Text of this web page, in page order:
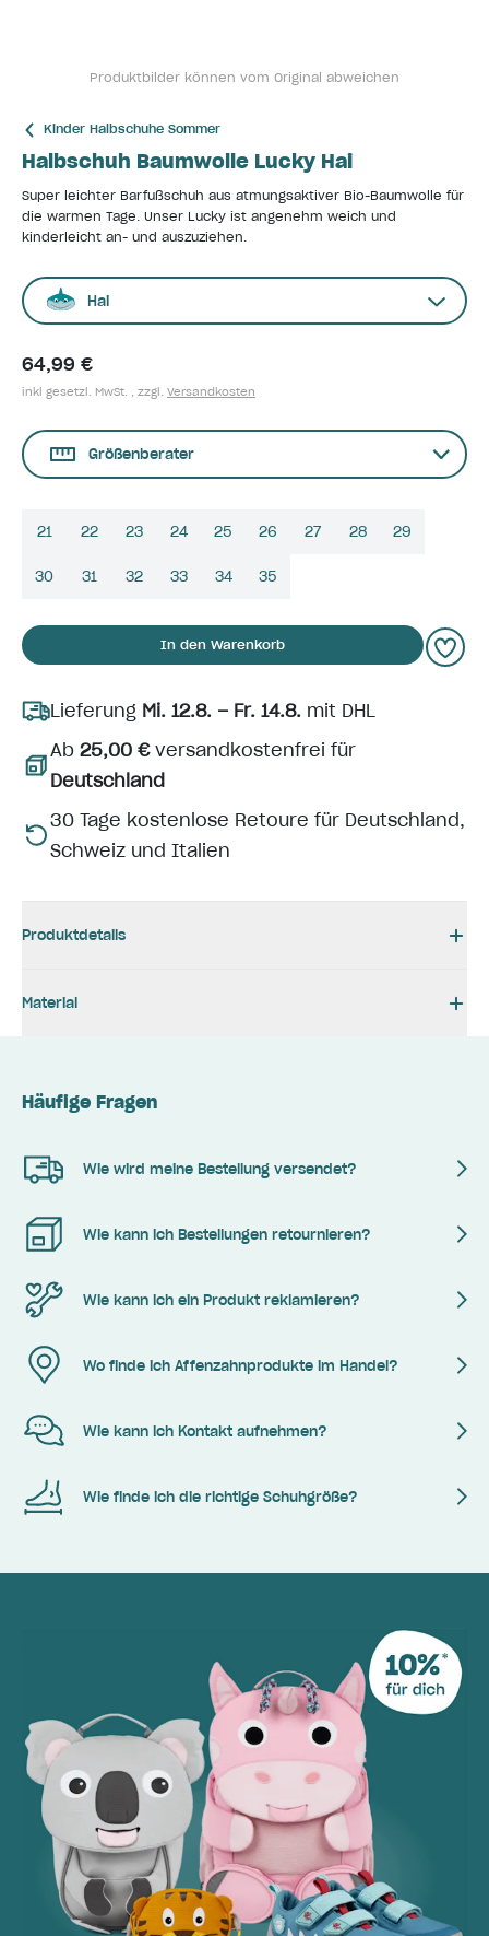
Produktbilder können vom Original abweichen
Kinder Halbschuhe Sommer
Halbschuh Baumwolle Lucky Hai
Super leichter Barfußschuh aus atmungsaktiver Bio-Baumwolle für
die warmen Tage. Unser Lucky ist angenehm weich und
kinderleicht an- und auszuziehen.
Hai
64,99 €
inkl gesetzl. MwSt. , zzgl. Versandkosten
Größenberater
21 22 23 24 25 26 27 28 29
30 31 32 33 34 35
In den Warenkorb
Lieferung Mi. 12.8. – Fr. 14.8. mit DHL
Ab 25,00 €versandkostenfrei für
Deutschland
30 Tage kostenlose Retoure für Deutschland,
Schweiz und Italien
Produktdetails
Material
Häufige Fragen
Wie wird meine Bestellung versendet?
Wie kann ich Bestellungen retournieren?
Wie kann ich ein Produkt reklamieren?
Wo finde ich Affenzahnprodukte im Handel?
Wie kann ich Kontakt aufnehmen?
Wie finde ich die richtige Schuhgröße?